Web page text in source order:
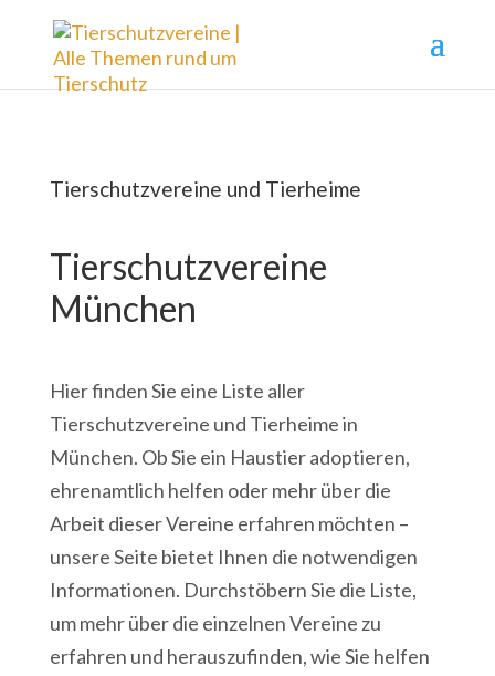
Tierschutzvereine und Tierheime
Tierschutzvereine
München
Hier finden Sie eine Liste aller
Tierschutzvereine und Tierheime in
München. Ob Sie ein Haustier adoptieren,
ehrenamtlich helfen oder mehr über die
Arbeit dieser Vereine erfahren möchten –
unsere Seite bietet Ihnen die notwendigen
Informationen. Durchstöbern Sie die Liste,
um mehr über die einzelnen Vereine zu
erfahren und herauszufinden, wie Sie helfen